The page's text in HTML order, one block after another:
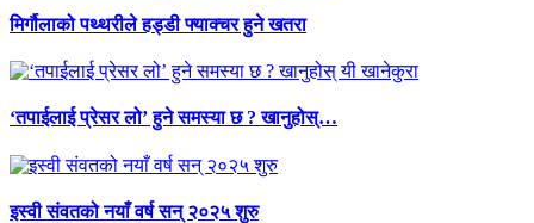
मिर्गौलाको पथ्थरीले हड्डी फ्याक्चर हुने खतरा
‘तपाईलाई प्रेसर लो’ हुने समस्या छ ? खानुहोस्…
इस्वी संवतको नयाँ वर्ष सन् २०२५ शुरु